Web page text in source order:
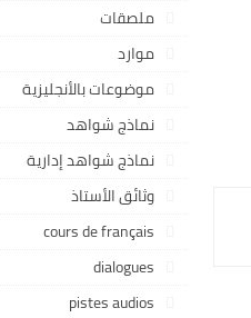
ملصقات
موارد
موضوعات بالأنجليزية
نماذج شواهد
نماذج شواهد إدارية
وثائق الأستاذ
cours de français
dialogues
pistes audios